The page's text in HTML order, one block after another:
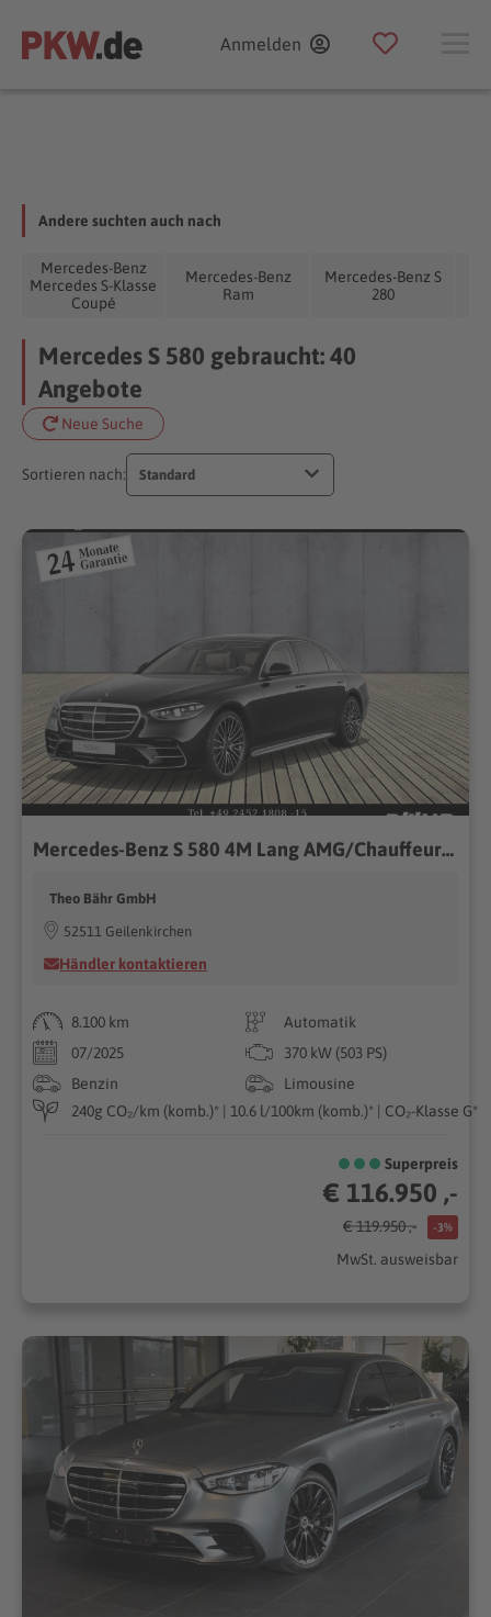
Anmelden
Andere suchten auch nach
Mercedes-Benz
Mercedes S-Klasse
Coupé
Mercedes-Benz
Ram
Mercedes-Benz S
280
Mercedes S 580 gebraucht: 40
Angebote
Neue Suche
Sortieren nach: Standard
Mercedes-Benz S 580 4M Lang AMG/Chauffeur/Burmester3D/Pano/360
Theo Bähr GmbH
52511 Geilenkirchen
Händler kontaktieren
8.100 km
Automatik
07/2025
370 kW (503 PS)
Benzin
Limousine
240g CO₂/km (komb.)* | 10.6 l/100km (komb.)* | CO₂-Klasse G*
Superpreis
€ 116.950 ,-
€ 119.950 ,- -3%
MwSt. ausweisbar